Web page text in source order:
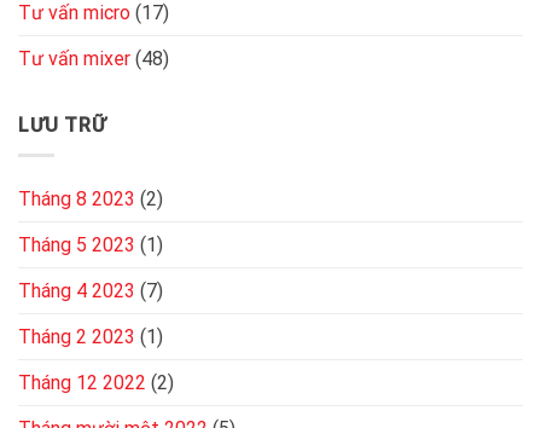
Tư vấn micro (17)
Tư vấn mixer (48)
LƯU TRỮ
Tháng 8 2023 (2)
Tháng 5 2023 (1)
Tháng 4 2023 (7)
Tháng 2 2023 (1)
Tháng 12 2022 (2)